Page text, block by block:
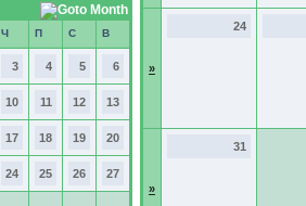
Ч П С В
3 4 5 6
10 11 12 13
17 18 19 20
24 25 26 27
»
24
»
31